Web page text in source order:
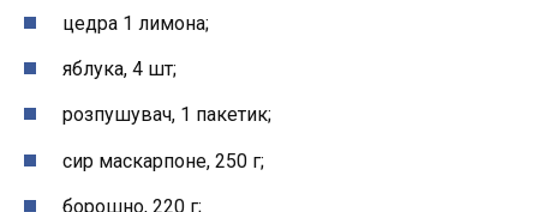
цедра 1 лимона;
яблука, 4 шт;
розпушувач, 1 пакетик;
сир маскарпоне, 250 г;
борошно, 220 г;